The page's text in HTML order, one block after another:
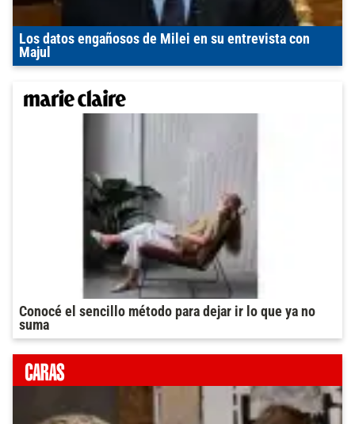
Los datos engañosos de Milei en su entrevista con
Majul
Conocé el sencillo método para dejar ir lo que ya no
suma